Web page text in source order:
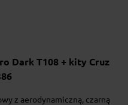
Dark T108 + kity Cruz
z aerodynamiczną, czarną